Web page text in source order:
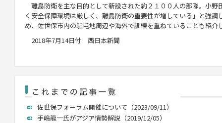
離島防衛を主な目的として新設された約２１００人の部隊。小野
く安全保障環境は厳しく、離島防衛の重要性が増している」と強
め、佐世保市内の駐屯地周辺や海外で訓練を重ねていることも紹介
2018年7月14日付 西日本新聞
佐世保フォーラム開催について（2023/09/11）
手嶋龍一氏がアジア情勢解説（2019/12/05）